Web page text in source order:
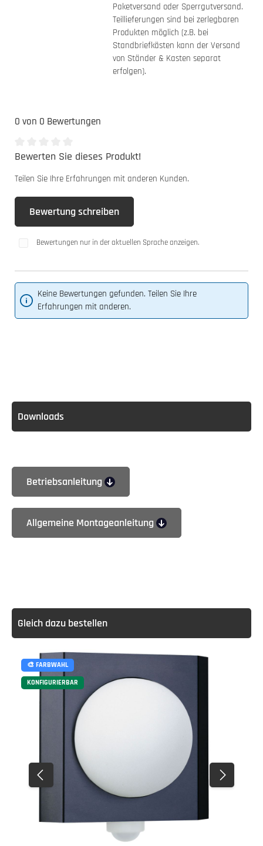
Paketversand oder Sperrgutversand.
Teillieferungen sind bei zerlegbaren
Produkten möglich (z.B. bei
Standbriefkästen kann der Versand
von Ständer & Kasten separat
erfolgen).
0 von 0 Bewertungen
Durchschnittliche Bewertung von 0 von 5 Sternen
Bewerten Sie dieses Produkt!
Teilen Sie Ihre Erfahrungen mit anderen Kunden.
Bewertung schreiben
Bewertungen nur in der aktuellen Sprache anzeigen.
Keine Bewertungen gefunden. Teilen Sie Ihre
Erfahrungen mit anderen.
Downloads
Betriebsanleitung
Allgemeine Montageanleitung
Gleich dazu bestellen
🎨 FARBWAHL
KONFIGURIERBAR